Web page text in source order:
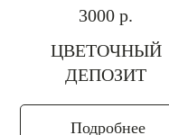
3000 р.
ЦВЕТОЧНЫЙ
ДЕПОЗИТ
Подробнее